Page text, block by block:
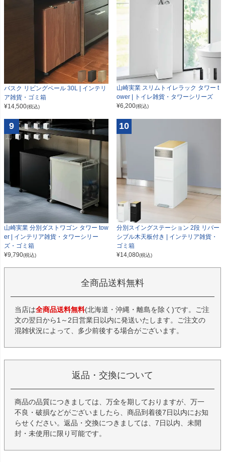
バスク リビングペール 30L | インテリ
ア雑貨・ゴミ箱
¥14,500(税込)
山崎実業 スリムトイレラック タワー t
ower | トイレ雑貨・タワーシリーズ
¥6,200(税込)
9
山崎実業 分別ダストワゴン タワー tow
er | インテリア雑貨・タワーシリー
ズ・ゴミ箱
¥9,790(税込)
10
分別スイングステーション 2段 リバー
シブル木天板付き | インテリア雑貨・
ゴミ箱
¥14,080(税込)
全商品送料無料
当店は全商品送料無料(北海道・沖縄・離島を除く)です。ご注
文の翌日から1～2日営業日以内に発送いたします。ご注文の
混雑状況によって、多少前後する場合がございます。
返品・交換について
商品の品質につきましては、万全を期しておりますが、万一
不良・破損などがございましたら、商品到着後7日以内にお知
らせください。返品・交換につきましては、7日以内、未開
封・未使用に限り可能です。